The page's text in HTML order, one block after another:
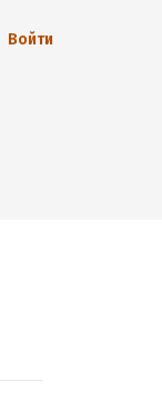
Войти